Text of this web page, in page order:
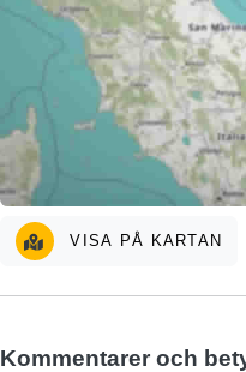
VISA PÅ KARTAN
Kommentarer och